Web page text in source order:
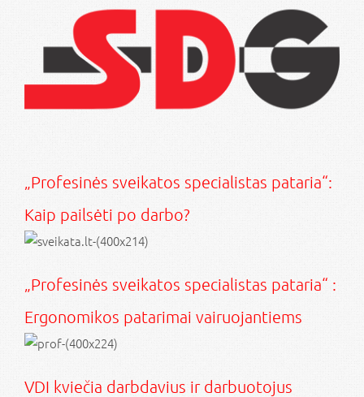
„Profesinės sveikatos specialistas pataria“:
Kaip pailsėti po darbo?
„Profesinės sveikatos specialistas pataria“ :
Ergonomikos patarimai vairuojantiems
VDI kviečia darbdavius ir darbuotojus